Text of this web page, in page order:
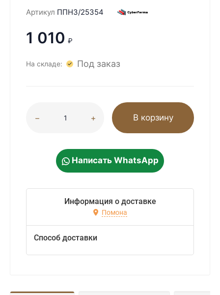
Артикул ППН3/25354
1 010 ₽
На складе: Под заказ
В корзину
Написать WhatsApp
Информация о доставке
Помона
Способ доставки